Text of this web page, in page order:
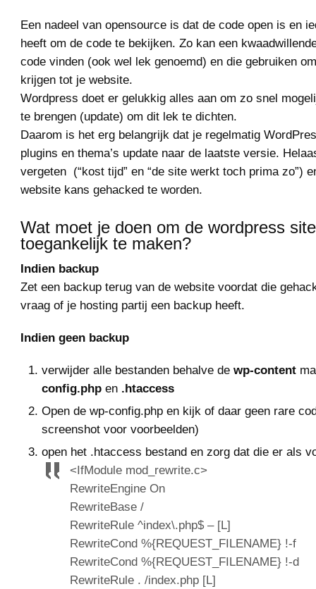
Een nadeel van opensource is dat de code open is en
heeft om de code te bekijken. Zo kan een
code vinden (ook wel lek genoemd) en die gebruiken
krijgen tot je website.
Wordpress doet er gelukkig alles aan om zo snel
te brengen (update) om dit lek te dichten.
Daarom is het erg belangrijk dat je regelmatig
plugins en thema’s update naar de laatste versie.
vergeten (“kost tijd” en “de site werkt toch prima zo”)
website kans gehacked te worden.
Wat moet je doen om de wordpress
toegankelijk te maken?
Indien backup
Zet een backup terug van de website voordat die
vraag of je hosting partij een backup heeft.
Indien geen backup
verwijder alle bestanden behalve de wp-content
config.php en .htaccess
Open de wp-config.php en kijk of daar geen rare
screenshot voor voorbeelden)
open het .htaccess bestand en zorg dat die er als
<IfModule mod_rewrite.c>
RewriteEngine On
RewriteBase /
RewriteRule ^index\.php$ – [L]
RewriteCond %{REQUEST_FILENAME} !-f
RewriteCond %{REQUEST_FILENAME} !-d
RewriteRule . /index.php [L]